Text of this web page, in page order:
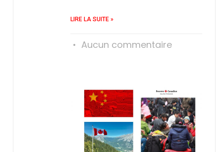
LIRE LA SUITE »
Aucun commentaire